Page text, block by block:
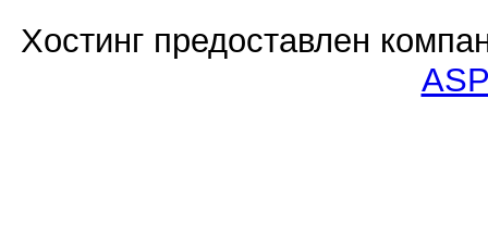
Хостинг предоставлен